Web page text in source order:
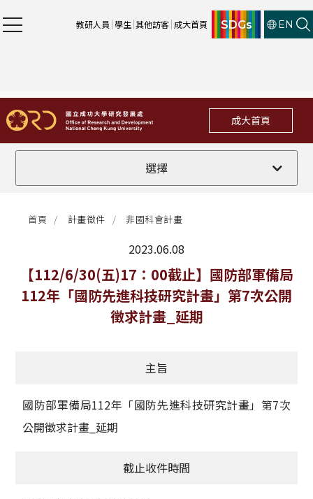
教研人員 學生 其他訪客 成大首頁 SDGs EN
成大首頁
選擇
全部
法規修訂
補助獎項
活動訊息
學術榮譽
活動花絮
首頁 計畫徵件 非國科會計畫
2023.06.08
最新消息
【112/6/30(五)17：00截止】國防部軍備局
112年「國防先進科技研究計畫」第7次公開
徵求計畫_延期
主旨
國防部軍備局112年「國防先進科技研究計畫」第7次
公開徵求計畫_延期
截止收件時間